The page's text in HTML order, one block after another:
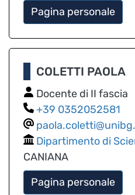
Pagina personale
COLETTI PAOLA
Docente di II fascia
0352052581
Dipartimento di
CANIANA
Pagina personale